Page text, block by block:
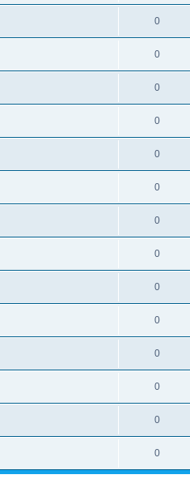
0
0
0
0
0
0
0
0
0
0
0
0
0
0